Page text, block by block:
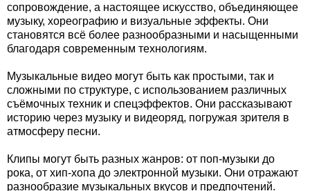
сопровождение, а настоящее искусство, объединяющее
музыку, хореографию и визуальные эффекты. Они
становятся всё более разнообразными и насыщенными
благодаря современным технологиям.
Музыкальные видео могут быть как простыми, так и
сложными по структуре, с использованием различных
съёмочных техник и спецэффектов. Они рассказывают
историю через музыку и видеоряд, погружая зрителя в
атмосферу песни.
Клипы могут быть разных жанров: от поп-музыки до
рока, от хип-хопа до электронной музыки. Они отражают
разнообразие музыкальных вкусов и предпочтений.